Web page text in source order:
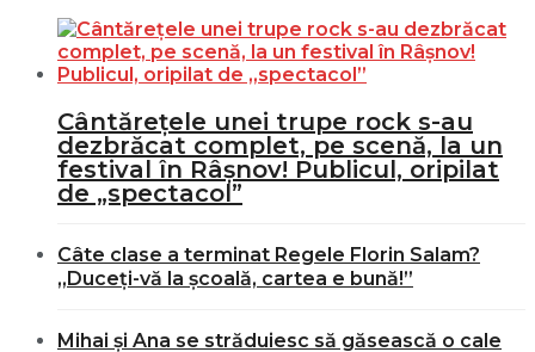
Cântărețele unei trupe rock s-au
dezbrăcat complet, pe scenă, la un
festival în Râșnov! Publicul, oripilat
de „spectacol”
Câte clase a terminat Regele Florin Salam?
„Duceți-vă la școală, cartea e bună!”
Mihai și Ana se străduiesc să găsească o cale